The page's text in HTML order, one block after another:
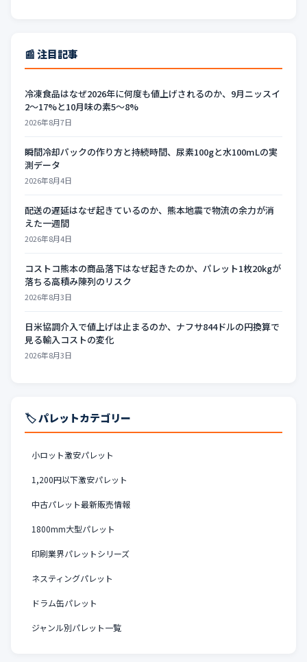
📰 注目記事
冷凍食品はなぜ2026年に何度も値上げされるのか、9月ニッスイ
2〜17%と10月味の素5〜8%
2026年8月7日
瞬間冷却パックの作り方と持続時間、尿素100gと水100mLの実
測データ
2026年8月4日
配送の遅延はなぜ起きているのか、熊本地震で物流の余力が消
えた一週間
2026年8月4日
コストコ熊本の商品落下はなぜ起きたのか、パレット1枚20kgが
落ちる高積み陳列のリスク
2026年8月3日
日米協調介入で値上げは止まるのか、ナフサ844ドルの円換算で
見る輸入コストの変化
2026年8月3日
🏷️ パレットカテゴリー
小ロット激安パレット
1,200円以下激安パレット
中古パレット最新販売情報
1800mm大型パレット
印刷業界パレットシリーズ
ネスティングパレット
ドラム缶パレット
ジャンル別パレット一覧